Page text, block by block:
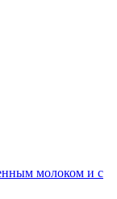
молоком и с